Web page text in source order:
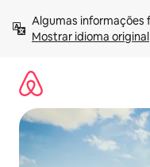
para
Mostrar idioma original